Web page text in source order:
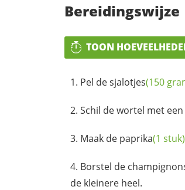
Bereidingswijze
TOON
Pel desjalotjes(150
Schil de wortel met
Maak de paprika(1 stuk)
Borstel de
de kleinere heel.